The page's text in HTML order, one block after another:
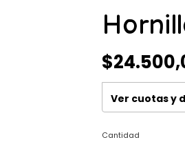
Ver cuotas y
Cantidad